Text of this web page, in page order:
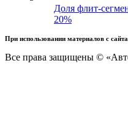
Доля флит-
20%
При использовании материалов с
Все права защищены ©